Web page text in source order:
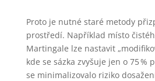
Proto je nutné staré metody
prostředí. Například místo
Martingale lze nastavit
kde se sázka zvyšuje jen o 75 %
se minimalizovalo riziko